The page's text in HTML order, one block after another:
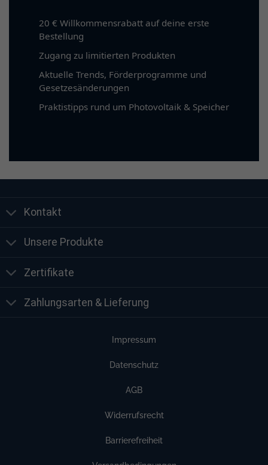
20 € Willkommensrabatt auf deine erste
Bestellung
Zugang zu limitierten Produkten
Aktuelle Trends, Förderprogramme und
Gesetzesänderungen
Praktistipps rund um Photovoltaik & Speicher
Kontakt
Unsere Produkte
Zertifikate
Zahlungsarten & Lieferung
Impressum
Datenschutz
AGB
Widerrufsrecht
Barrierefreiheit